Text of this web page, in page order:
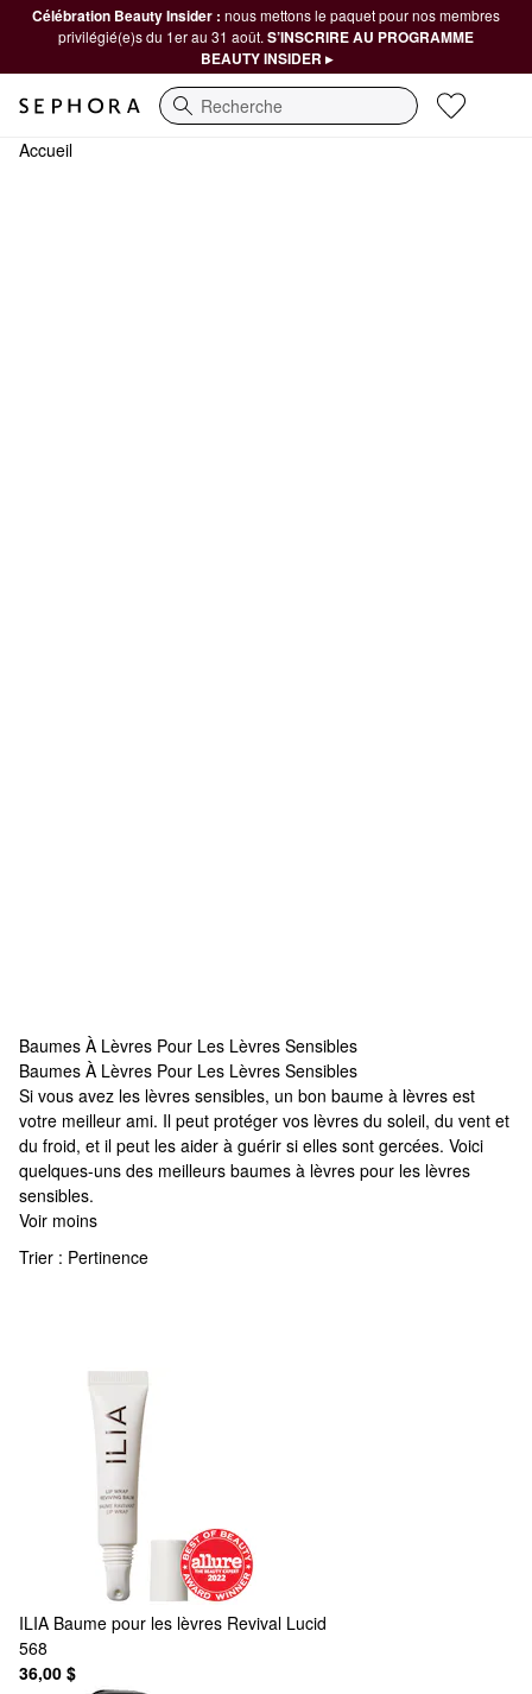
Célébration Beauty Insider : nous mettons le paquet pour nos membres
privilégié(e)s du 1er au 31 août. S’INSCRIRE AU PROGRAMME
BEAUTY INSIDER ▸
Recherche
Accueil
Baumes À Lèvres Pour Les Lèvres Sensibles
Baumes À Lèvres Pour Les Lèvres Sensibles
Baumes À Lèvres Pour Les Lèvres Sensibles
Si vous avez les lèvres sensibles, un bon baume à lèvres est
votre meilleur ami. Il peut protéger vos lèvres du soleil, du vent et
du froid, et il peut les aider à guérir si elles sont gercées. Voici
quelques-uns des meilleurs baumes à lèvres pour les lèvres
sensibles.
Voir moins
Trier : Pertinence
ILIA Baume pour les lèvres Revival Lucid
568
36,00 $